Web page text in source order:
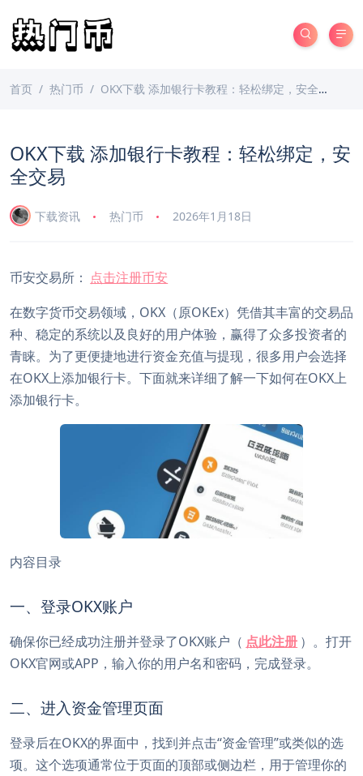
首页 热门币 OKX下载 添加银行卡教程：轻松绑定，安全交易
OKX下载 添加银行卡教程：轻松绑定，安
全交易
下载资讯 热门币 2026年1月18日
币安交易所： 点击注册币安
在数字货币交易领域，OKX（原OKEx）凭借其丰富的交易品
种、稳定的系统以及良好的用户体验，赢得了众多投资者的
青睐。为了更便捷地进行资金充值与提现，很多用户会选择
在OKX上添加银行卡。下面就来详细了解一下如何在OKX上
添加银行卡。
内容目录
一、登录OKX账户
确保你已经成功注册并登录了OKX账户（ 点此注册 ）。打开
OKX官网或APP，输入你的用户名和密码，完成登录。
二、进入资金管理页面
登录后在OKX的界面中，找到并点击“资金管理”或类似的选
项。这个选项通常位于页面的顶部或侧边栏，用于管理你的